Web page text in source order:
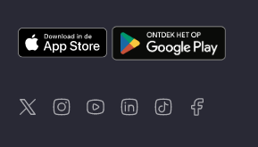
DayuseSingapore
DayuseZweden
DayuseThailand
DayuseNieuw-Zeeland
DayuseTurkiye